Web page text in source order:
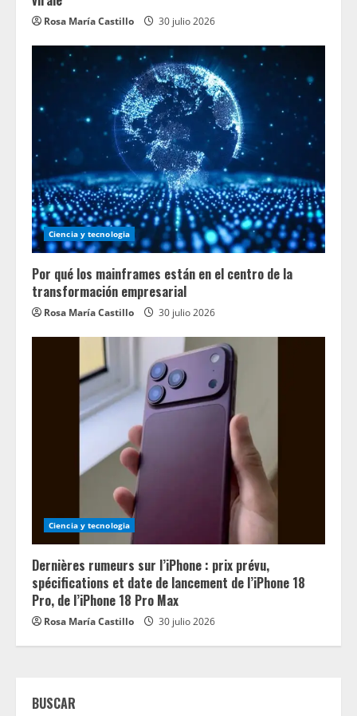
Rosa María Castillo 30 julio 2026
Ciencia y tecnologia
Por qué los mainframes están en el centro de la
transformación empresarial
Rosa María Castillo 30 julio 2026
Ciencia y tecnologia
Dernières rumeurs sur l’iPhone : prix prévu,
spécifications et date de lancement de l’iPhone 18
Pro, de l’iPhone 18 Pro Max
Rosa María Castillo 30 julio 2026
BUSCAR